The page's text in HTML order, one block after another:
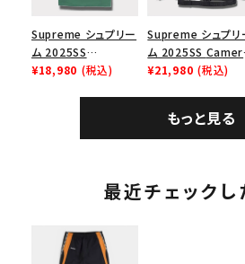
Supreme シュプリー
ム 2025SS
Homerun Tee ホー
¥18,980 (税込)
Supreme シュプリ
ム 2025SS Camera
Bag + Mini Pouch
¥21,980 (税込)
もっと見る
最近チェックし